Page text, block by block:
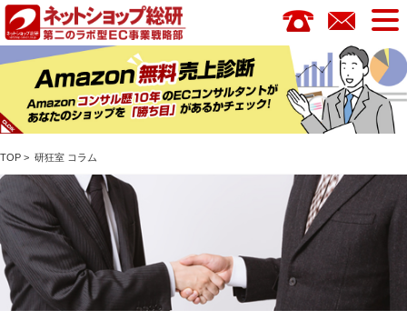
コ
ン
へ
キ
プ
TOP > 研狂室 コラム